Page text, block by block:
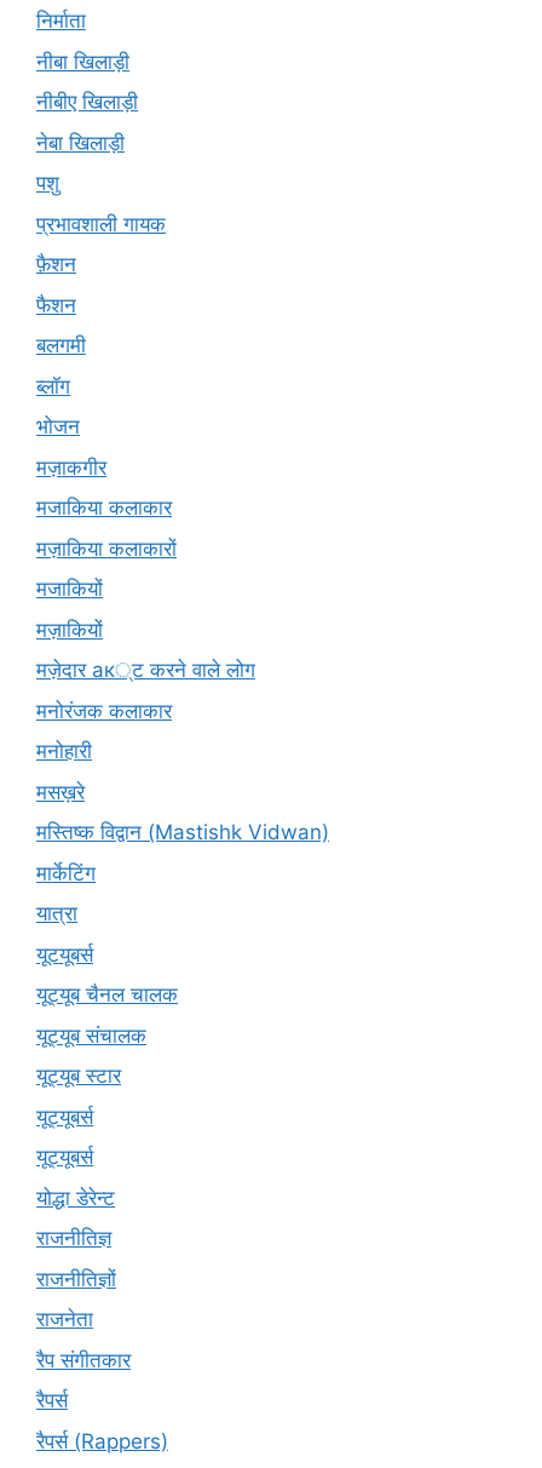
निर्माता
नीबा खिलाड़ी
नीबीए खिलाड़ी
नेबा खिलाड़ी
पशु
प्रभावशाली गायक
फ़ैशन
फैशन
बलगमी
ब्लॉग
भोजन
मज़ाकगीर
मजाकिया कलाकार
मज़ाकिया कलाकारों
मजाकियों
मज़ाकियों
मज़ेदार ак्ट करने वाले लोग
मनोरंजक कलाकार
मनोहारी
मसख़रे
मस्तिष्क विद्वान (Mastishk Vidwan)
मार्केटिंग
यात्रा
यूटयूबर्स
यूट्यूब चैनल चालक
यूट्यूब संचालक
यूट्यूब स्टार
यूट्यूबर्स
यूट्‍यूबर्स
योद्धा डेरेन्ट
राजनीतिज्ञ
राजनीतिज्ञों
राजनेता
रैप संगीतकार
रैपर्स
रैपर्स (Rappers)